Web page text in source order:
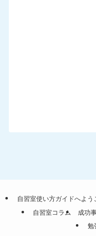
自習室使い方ガイドへよう
自習室コラム
成功
勉